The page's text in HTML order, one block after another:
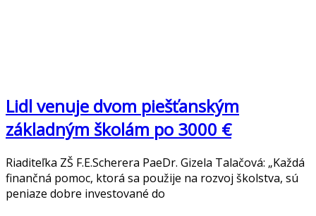
Lidl venuje dvom piešťanským
základným školám po 3000 €
Riaditeľka ZŠ F.E.Scherera PaeDr. Gizela Talačová: „Každá
finančná pomoc, ktorá sa použije na rozvoj školstva, sú
peniaze dobre investované do